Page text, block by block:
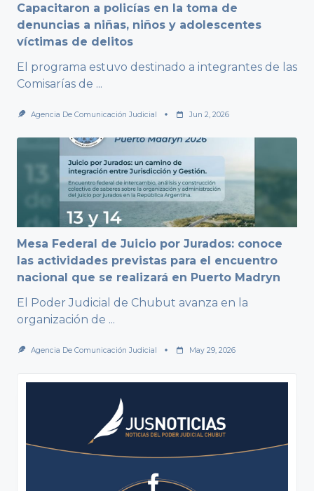
Capacitaron a policías en la toma de
denuncias a niñas, niños y adolescentes
víctimas de delitos
El programa estuvo destinado a integrantes de las
Comisarías de ...
Agencia De Comunicación Judicial Jun 2, 2026
Mesa Federal de Juicio por Jurados: conoce
las actividades previstas para el encuentro
nacional que se realizará en Puerto Madryn
El Poder Judicial de Chubut avanza en la
organización de ...
Agencia De Comunicación Judicial May 29, 2026